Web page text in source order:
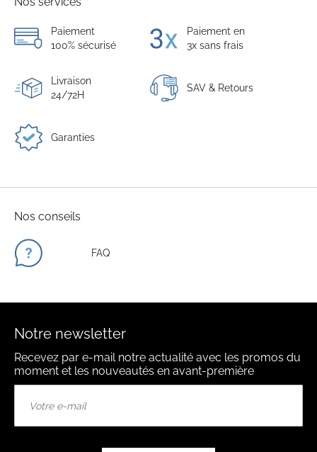
Paiement
100% sécurisé
Paiement en
3x sans frais
Livraison
24/72H
SAV & Retours
Garanties
Nos conseils
FAQ
Notre newsletter
Recevez par e-mail notre actualité avec les promos du
moment et les nouveautés en avant-première